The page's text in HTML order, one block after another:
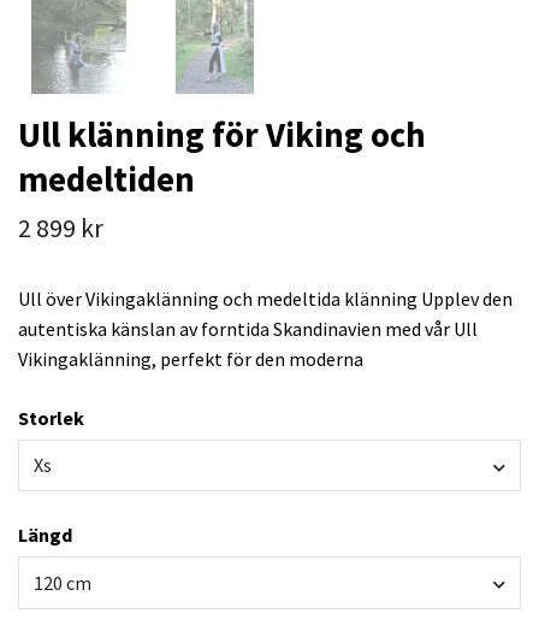
Ull klänning för Viking och
medeltiden
2 899 kr
Ull över Vikingaklänning och medeltida klänning Upplev den
autentiska känslan av forntida Skandinavien med vår Ull
Vikingaklänning, perfekt för den moderna
Storlek
Xs
Längd
120 cm